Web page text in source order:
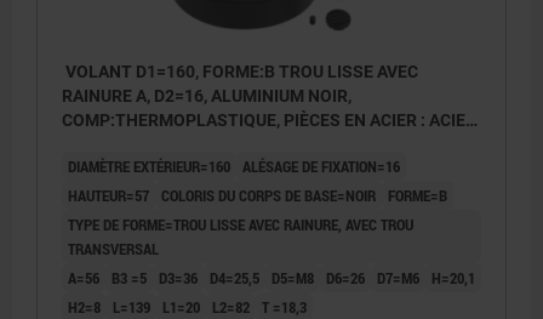
VOLANT D1=160, FORME:B TROU LISSE AVEC
RAINURE A, D2=16, ALUMINIUM NOIR,
COMP:THERMOPLASTIQUE, PIÈCES EN ACIER : ACIER,
DIAMÈTRE EXTÉRIEUR=160 ALÉSAGE DE FIXATION=16
HAUTEUR=57
COLORIS DU CORPS DE BASE=NOIR
FORME=B
TYPE DE FORME=TROU LISSE AVEC RAINURE, AVEC TROU
TRANSVERSAL
A=56
B3 =5 D3=36 D4=25,5 D5=M8 D6=26 D7=M6
H=20,1
H2=8
L=139 L1=20 L2=82 T =18,3